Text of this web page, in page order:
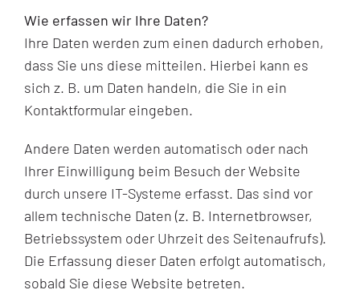
Wie erfassen wir Ihre Daten?
Ihre Daten werden zum einen dadurch erhoben,
dass Sie uns diese mitteilen. Hierbei kann es
sich z. B. um Daten handeln, die Sie in ein
Kontaktformular eingeben.
Andere Daten werden automatisch oder nach
Ihrer Einwilligung beim Besuch der Website
durch unsere IT-Systeme erfasst. Das sind vor
allem technische Daten (z. B. Internetbrowser,
Betriebssystem oder Uhrzeit des Seitenaufrufs).
Die Erfassung dieser Daten erfolgt automatisch,
sobald Sie diese Website betreten.